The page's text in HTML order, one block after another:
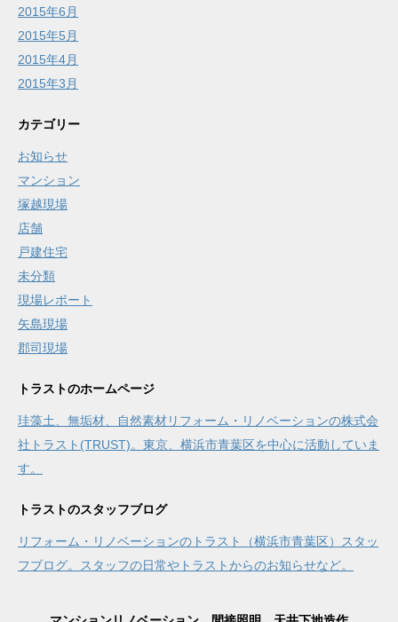
2015年6月
2015年5月
2015年4月
2015年3月
カテゴリー
お知らせ
マンション
塚越現場
店舗
戸建住宅
未分類
現場レポート
矢島現場
郡司現場
トラストのホームページ
珪藻土、無垢材、自然素材リフォーム・リノベーションの株式会
社トラスト(TRUST)。東京、横浜市青葉区を中心に活動していま
す。
トラストのスタッフブログ
リフォーム・リノベーションのトラスト（横浜市青葉区）スタッ
フブログ。スタッフの日常やトラストからのお知らせなど。